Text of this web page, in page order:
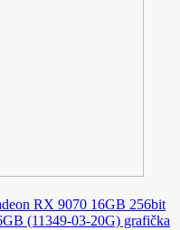
RX 9070 16GB 256bit
(11349-03-20G) grafička